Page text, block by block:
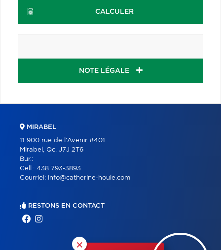
CALCULER
NOTE LÉGALE
×
MIRABEL
11 900 rue de l'Avenir #401
Mirabel, Qc. J7J 2T6
Bur.:
Cell.: 438 793-3893
Courriel: info@catherine-houle.com
RESTONS EN CONTACT